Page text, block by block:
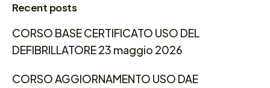
Recent posts
CORSO BASE CERTIFICATO USO DEL
DEFIBRILLATORE 23 maggio 2026
CORSO AGGIORNAMENTO USO DAE